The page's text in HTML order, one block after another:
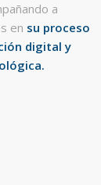
a
en su proceso
digital y